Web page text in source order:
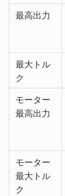
最高出力
最大トル
ク
モーター
最高出力
モーター
最大トル
ク